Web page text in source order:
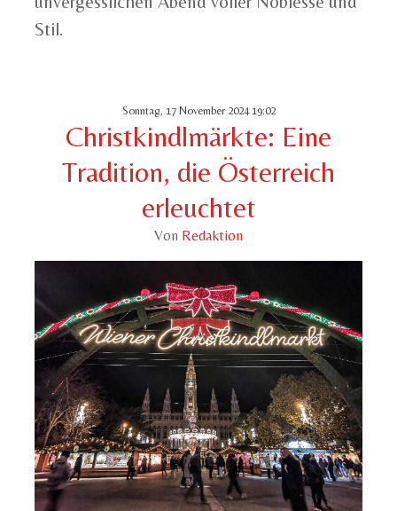
Stil.
Sonntag, 17 November 2024 19:02
Christkindlmärkte: Eine
Tradition, die Österreich
erleuchtet
Von Redaktion